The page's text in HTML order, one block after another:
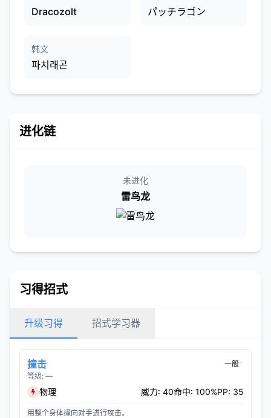
Dracozolt パッチラゴン
韩文
파치래곤
进化链
未进化
雷鸟龙
习得招式
升级习得 招式学习器
撞击
等级: —
一般
物理 威力: 40命中: 100%PP: 35
用整个身体撞向对手进行攻击。